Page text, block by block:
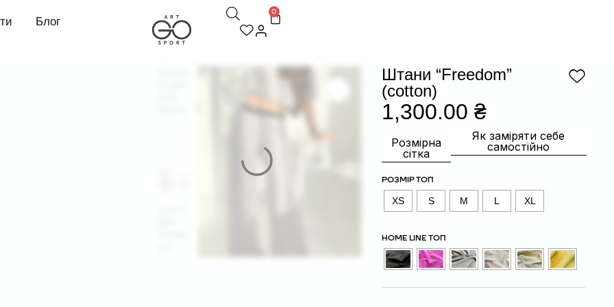
Блог
0
Штани “Freedom”
(cotton)
1,300.00₴
Розмірна
сітка
Як заміряти себе
самостійно
РОЗМІР ТОП
XS S M L XL
HOME LINE ТОП